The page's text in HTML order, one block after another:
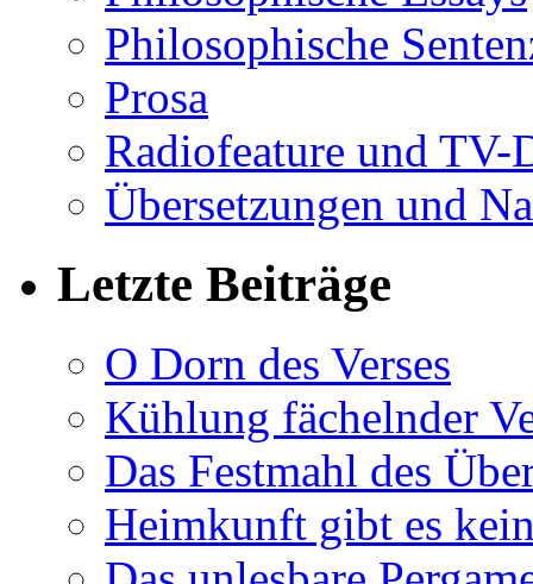
Philosophische
Prosa
Radiofeature und TV-
Übersetzungen und
Letzte Beiträge
O Dorn des Verses
Kühlung fächelnder
Das Festmahl des
Heimkunft gibt es